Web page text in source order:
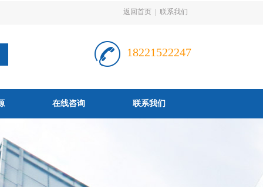
返回首页 联系我们
18221522247
在线咨询 联系我们